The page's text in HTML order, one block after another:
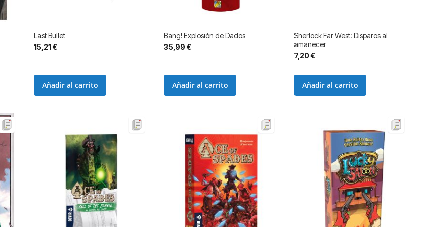
Last Bullet
15,21 €
Añadir al carrito
Bang! Explosión de Dados
35,99 €
Añadir al carrito
Sherlock Far West: Disparos al
amanecer
7,20 €
Añadir al carrito